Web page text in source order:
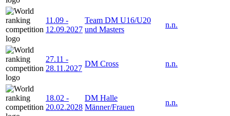
11.09 -
12.09.2027
Team DM U16/U20
und Masters
n.n.
27.11 -
28.11.2027
DM Cross n.n.
18.02 -
20.02.2028
DM Halle
Männer/Frauen
n.n.